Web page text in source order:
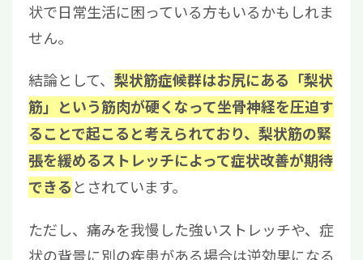
状で日常生活に困っている方もいるかもしれま
せん。
結論として、 梨状筋症候群はお尻にある「梨状
筋」という筋肉が硬くなって坐骨神経を圧迫す
ることで起こると考えられており、梨状筋の緊
張を緩めるストレッチによって症状改善が期待
できるとされています。
ただし、痛みを我慢した強いストレッチや、症
状の背景に別の疾患がある場合は逆効果になる